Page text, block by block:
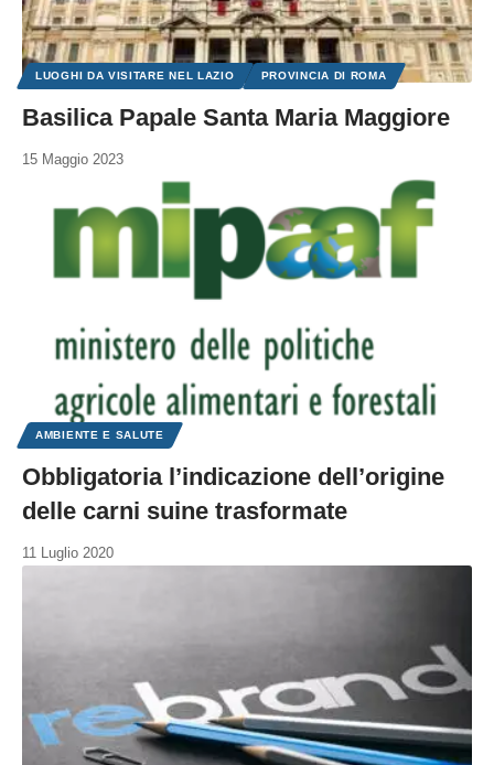
LUOGHI DA VISITARE NEL LAZIO PROVINCIA DI ROMA
Basilica Papale Santa Maria Maggiore
15 Maggio 2023
AMBIENTE E SALUTE
Obbligatoria l’indicazione dell’origine
delle carni suine trasformate
11 Luglio 2020